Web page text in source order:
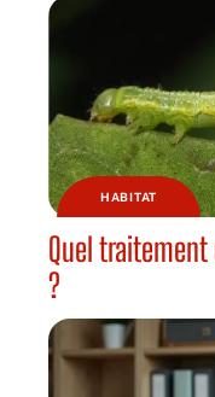
HABITAT
Quel
?